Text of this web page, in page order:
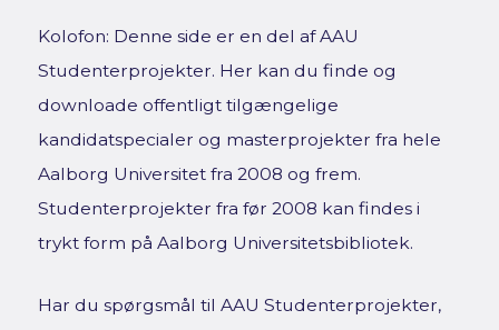
Kolofon: Denne side er en del af AAU
Studenterprojekter. Her kan du finde og
downloade offentligt tilgængelige
kandidatspecialer og masterprojekter fra hele
Aalborg Universitet fra 2008 og frem.
Studenterprojekter fra før 2008 kan findes i
trykt form på Aalborg Universitetsbibliotek.
Har du spørgsmål til AAU Studenterprojekter,